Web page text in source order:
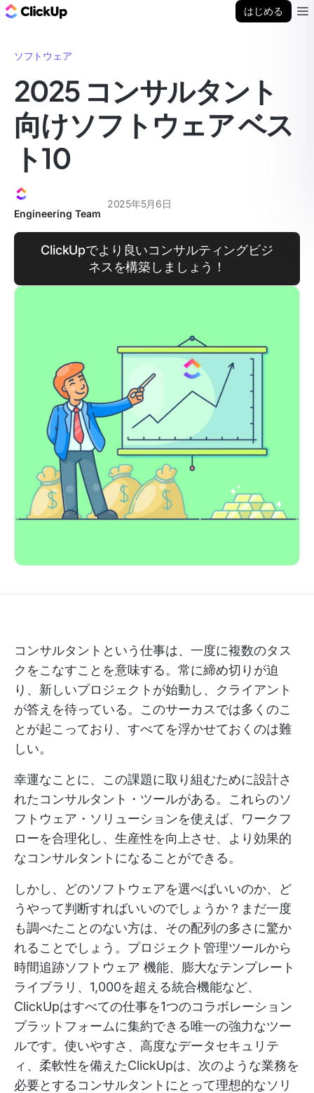
はじめる
ソフトウェア
2025 コンサルタント
向けソフトウェア ベス
ト10
Engineering Team
2025年5月6日
ClickUpでより良いコンサルティングビジ
ネスを構築しましょう！
コンサルタントという仕事は、一度に複数のタス
クをこなすことを意味する。常に締め切りが迫
り、新しいプロジェクトが始動し、クライアント
が答えを待っている。このサーカスでは多くのこ
とが起こっており、すべてを浮かせておくのは難
しい。
幸運なことに、この課題に取り組むために設計さ
れたコンサルタント・ツールがある。これらのソ
フトウェア・ソリューションを使えば、ワークフ
ローを合理化し、生産性を向上させ、より効果的
なコンサルタントになることができる。
しかし、どのソフトウェアを選べばいいのか、ど
うやって判断すればいいのでしょうか？まだ一度
も調べたことのない方は、その配列の多さに驚か
れることでしょう。プロジェクト管理ツールから
時間追跡ソフトウェア 機能、膨大なテンプレート
ライブラリ、1,000を超える統合機能など、
ClickUpはすべての仕事を1つのコラボレーション
プラットフォームに集約できる唯一の強力なツー
ルです。使いやすさ、高度なデータセキュリテ
ィ、柔軟性を備えたClickUpは、次のような業務を
必要とするコンサルタントにとって理想的なソリ